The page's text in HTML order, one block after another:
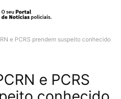
e PCRS prendem suspeito conhecido
e PCRS